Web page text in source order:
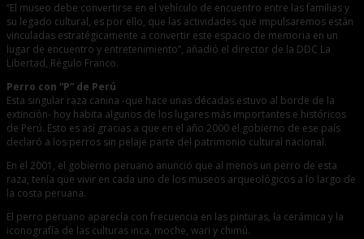
“El museo debe convertirse en el vehículo de encuentro entre las familias y
su legado cultural, es por ello, que las actividades que impulsaremos están
vinculadas estratégicamente a convertir este espacio de memoria en un
lugar de encuentro y entretenimiento”, añadió el director de la DDC La
Libertad, Régulo Franco.
Perro con “P” de Perú
Esta singular raza canina -que hace unas décadas estuvo al borde de la
extinción- hoy habita algunos de los lugares más importantes e históricos
de Perú. Esto es así gracias a que en el año 2000 el gobierno de ese país
declaró a los perros sin pelaje parte del patrimonio cultural nacional.
En el 2001, el gobierno peruano anunció que al menos un perro de esta
raza, tenía que vivir en cada uno de los museos arqueológicos a lo largo de
la costa peruana.
El perro peruano aparecía con frecuencia en las pinturas, la cerámica y la
iconografía de las culturas inca, moche, wari y chimú.